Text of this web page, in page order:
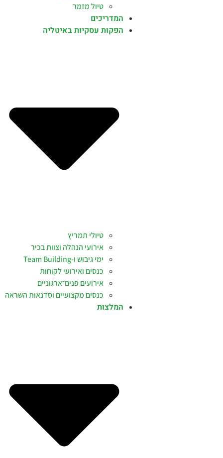
טיול מזמר
המדריכים
הפקות עסקיות באיטליה
טיולי תמריץ
אירועי הנהלה וצוות בכיר
ימי גיבוש ו-Team Building
כנסים ואירועי לקוחות
אירועים פנים־ארגוניים
כנסים מקצועיים וסדנאות השראה
המלצות